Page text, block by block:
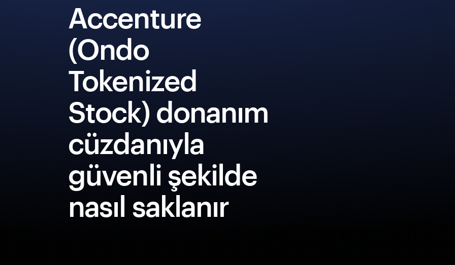
Accenture
(Ondo
Tokenized
Stock) donanım
cüzdanıyla
güvenli şekilde
nasıl saklanır